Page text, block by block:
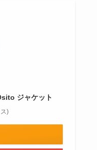
ジャケット
)